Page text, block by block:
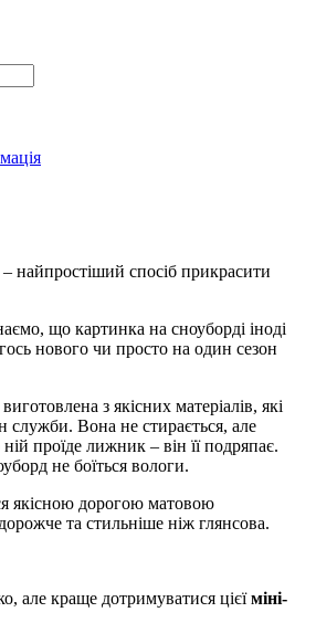
найпростіший спосіб прикрасити
що картинка на сноуборді іноді
нового чи просто на один сезон
​​з якісних матеріалів, які
служби. Вона не стирається, але
проїде лижник – він її подряпає.
не боїться вологи.
якісною дорогою матовою
та стильніше ніж глянсова.
але краще дотримуватися цієїміні-